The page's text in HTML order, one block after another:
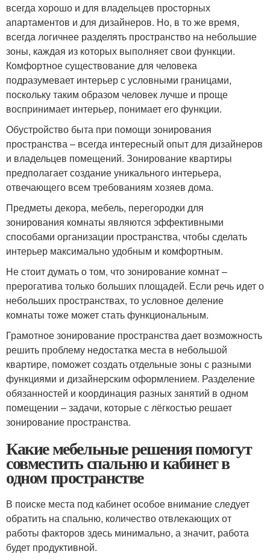
всегда хорошо и для владельцев просторных
апартаментов и для дизайнеров. Но, в то же время,
всегда логичнее разделять пространство на небольшие
зоны, каждая из которых выполняет свои функции.
Комфортное существование для человека
подразумевает интерьер с условными границами,
поскольку таким образом человек лучше и проще
воспринимает интерьер, понимает его функции.
Обустройство быта при помощи зонирования
пространства – всегда интересный опыт для дизайнеров
и владельцев помещений. Зонирование квартиры
предполагает создание уникального интерьера,
отвечающего всем требованиям хозяев дома.
Предметы декора, мебель, перегородки для
зонирования комнаты являются эффективными
способами организации пространства, чтобы сделать
интерьер максимально удобным и комфортным.
Не стоит думать о том, что зонирование комнат –
прерогатива только больших площадей. Если речь идет о
небольших пространствах, то условное деление
комнаты тоже может стать функциональным.
Грамотное зонирование пространства дает возможность
решить проблему недостатка места в небольшой
квартире, поможет создать отдельные зоны с разными
функциями и дизайнерским оформлением. Разделение
обязанностей и координация разных занятий в одном
помещении – задачи, которые с лёгкостью решает
зонирование пространства.
Какие мебельные решения помогут
совместить спальню и кабинет в
одном пространстве
В поиске места под кабинет особое внимание следует
обратить на спальню, количество отвлекающих от
работы факторов здесь минимально, а значит, работа
будет продуктивной.